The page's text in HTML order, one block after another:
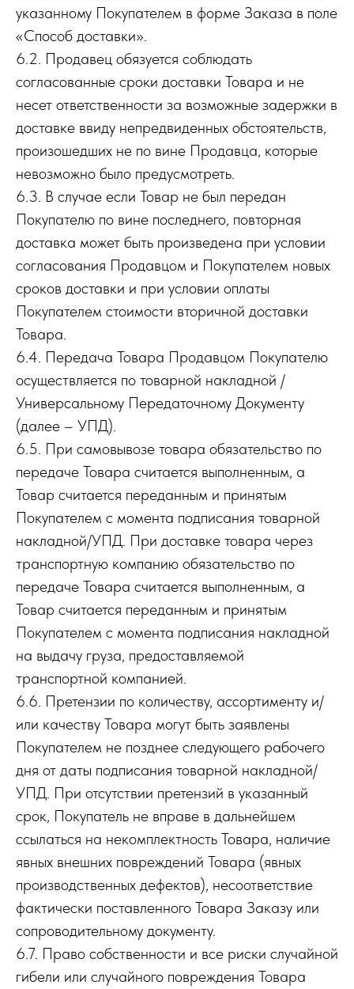
указанному Покупателем в форме Заказа в поле
«Способ доставки».
6.2. Продавец обязуется соблюдать
согласованные сроки доставки Товара и не
несет ответственности за возможные задержки в
доставке ввиду непредвиденных обстоятельств,
произошедших не по вине Продавца, которые
невозможно было предусмотреть.
6.3. В случае если Товар не был передан
Покупателю по вине последнего, повторная
доставка может быть произведена при условии
согласования Продавцом и Покупателем новых
сроков доставки и при условии оплаты
Покупателем стоимости вторичной доставки
Товара.
6.4. Передача Товара Продавцом Покупателю
осуществляется по товарной накладной /
Универсальному Передаточному Документу
(далее – УПД).
6.5. При самовывозе товара обязательство по
передаче Товара считается выполненным, а
Товар считается переданным и принятым
Покупателем с момента подписания товарной
накладной/УПД. При доставке товара через
транспортную компанию обязательство по
передаче Товара считается выполненным, а
Товар считается переданным и принятым
Покупателем с момента подписания накладной
на выдачу груза, предоставляемой
транспортной компанией.
6.6. Претензии по количеству, ассортименту и/
или качеству Товара могут быть заявлены
Покупателем не позднее следующего рабочего
дня от даты подписания товарной накладной/
УПД. При отсутствии претензий в указанный
срок, Покупатель не вправе в дальнейшем
ссылаться на некомплектность Товара, наличие
явных внешних повреждений Товара (явных
производственных дефектов), несоответствие
фактически поставленного Товара Заказу или
сопроводительному документу.
6.7. Право собственности и все риски случайной
гибели или случайного повреждения Товара